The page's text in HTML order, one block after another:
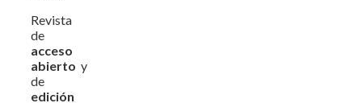
Revista
de
acceso
abierto y
de
edición